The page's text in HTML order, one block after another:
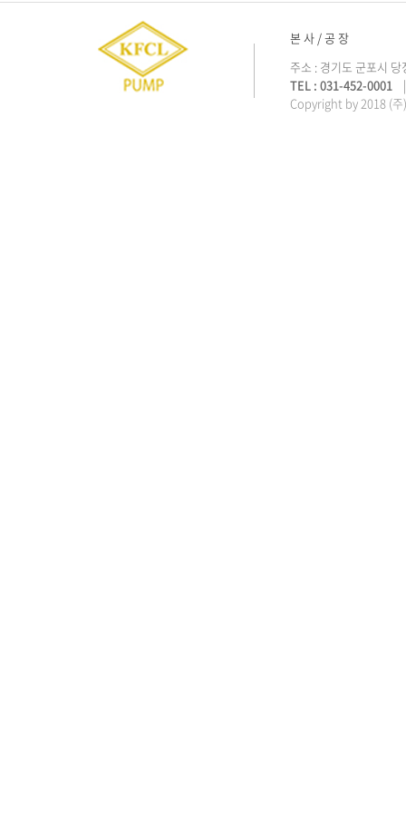
본 사 / 공 장
주소 : 경기도 군포시 당
TEL : 031-452-0001
Copyright by 2018 (